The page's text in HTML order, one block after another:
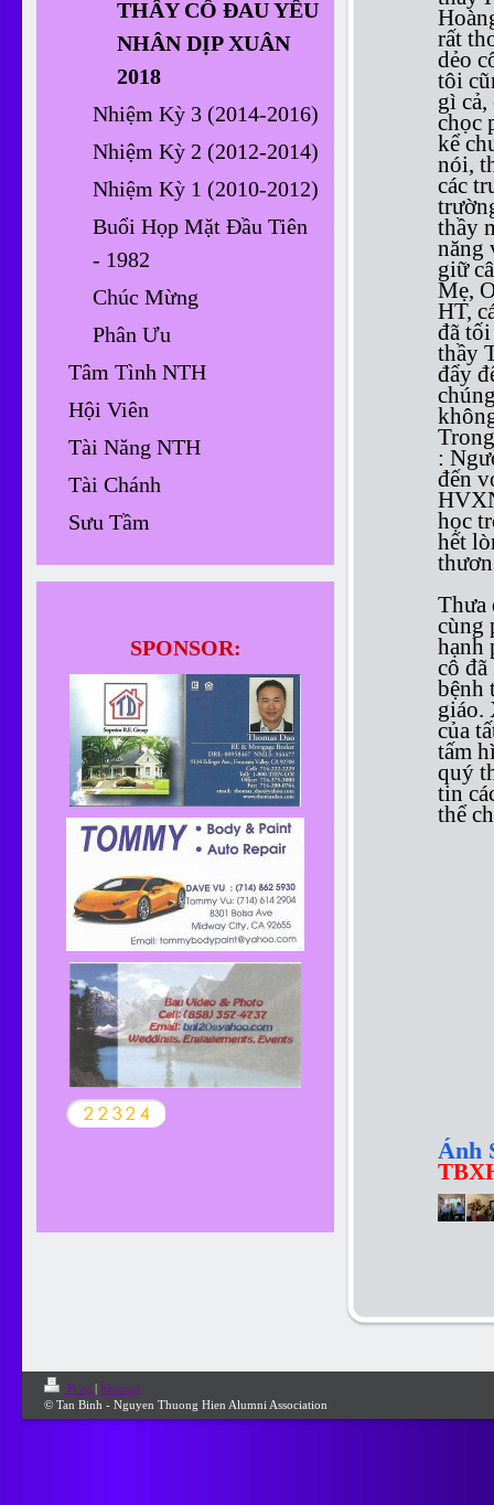
rất
dẻo
tôi
gì
chọc
kể
nói,
các
thầy
năng
giữ
Mẹ,
HT,
đã
thầy
đẩy
:
đến
học
hết
Thưa
cùng
hạnh
cô
bệnh
giáo.
của
tấm
quý
tin
thể
Ánh
THẦY CÔ ĐAU YẾU
NHÂN DỊP XUÂN
2018
Nhiệm Kỳ 3 (2014-2016)
Nhiệm Kỳ 2 (2012-2014)
Nhiệm Kỳ 1 (2010-2012)
Buổi Họp Mặt Đầu Tiên
- 1982
Chúc Mừng
Phân Ưu
Tâm Tình NTH
Hội Viên
Tài Năng NTH
Tài Chánh
Sưu Tầm
SPONSOR:
Print | Sitemap
© Tan Binh - Nguyen Thuong Hien Alumni Association